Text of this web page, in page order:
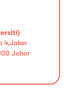
4,Jalan
Johor